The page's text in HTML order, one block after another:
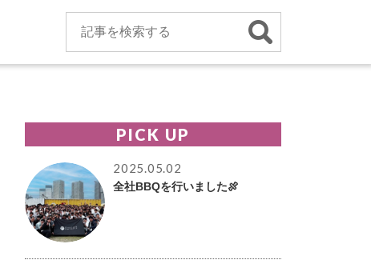
PICK UP
2025.05.02
全社BBQを行いました🍖